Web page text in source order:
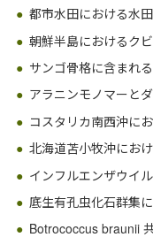
都市水田における水
朝鮮半島におけるク
サンゴ骨格に含まれ
アラニンモノマーと
コスタリカ南西沖に
北海道苫小牧沖にお
インフルエンザウイ
底生有孔虫化石群集
Botrococcus braunii